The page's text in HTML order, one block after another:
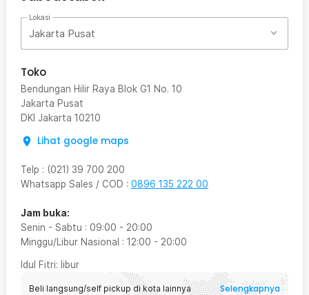
Lokasi
Jakarta Pusat
Toko
Bendungan Hilir Raya Blok G1 No. 10
Jakarta Pusat
DKI Jakarta 10210
Lihat google maps
Telp : (021) 39 700 200
Whatsapp Sales / COD : 0896 135 222 00
Jam buka:
Senin - Sabtu : 09:00 - 20:00
Minggu/Libur Nasional : 12:00 - 20:00
Idul Fitri: libur
Beli langsung/self pickup di kota lainnya Selengkapnya